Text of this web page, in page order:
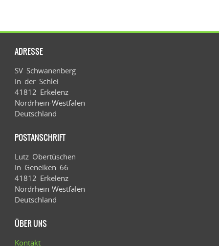
ADRESSE
SV Schwanenberg
In der Schlei
41812 Erkelenz
Nordrhein-Westfalen
Deutschland
POSTANSCHRIFT
Lutz Obertüschen
In Geneiken 66
41812 Erkelenz
Nordrhein-Westfalen
Deutschland
ÜBER UNS
Kontakt